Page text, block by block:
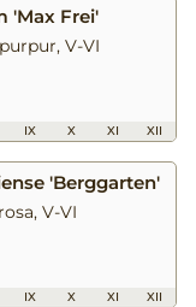
'Max Frei'
V-VI
IX X XI XII
'Berggarten'
V-VI
IX X XI XII